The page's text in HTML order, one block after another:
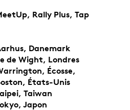
Rally Plus, Tap
Danemark
de Wight, Londres
Écosse,
États-Unis
Taiwan
Japon